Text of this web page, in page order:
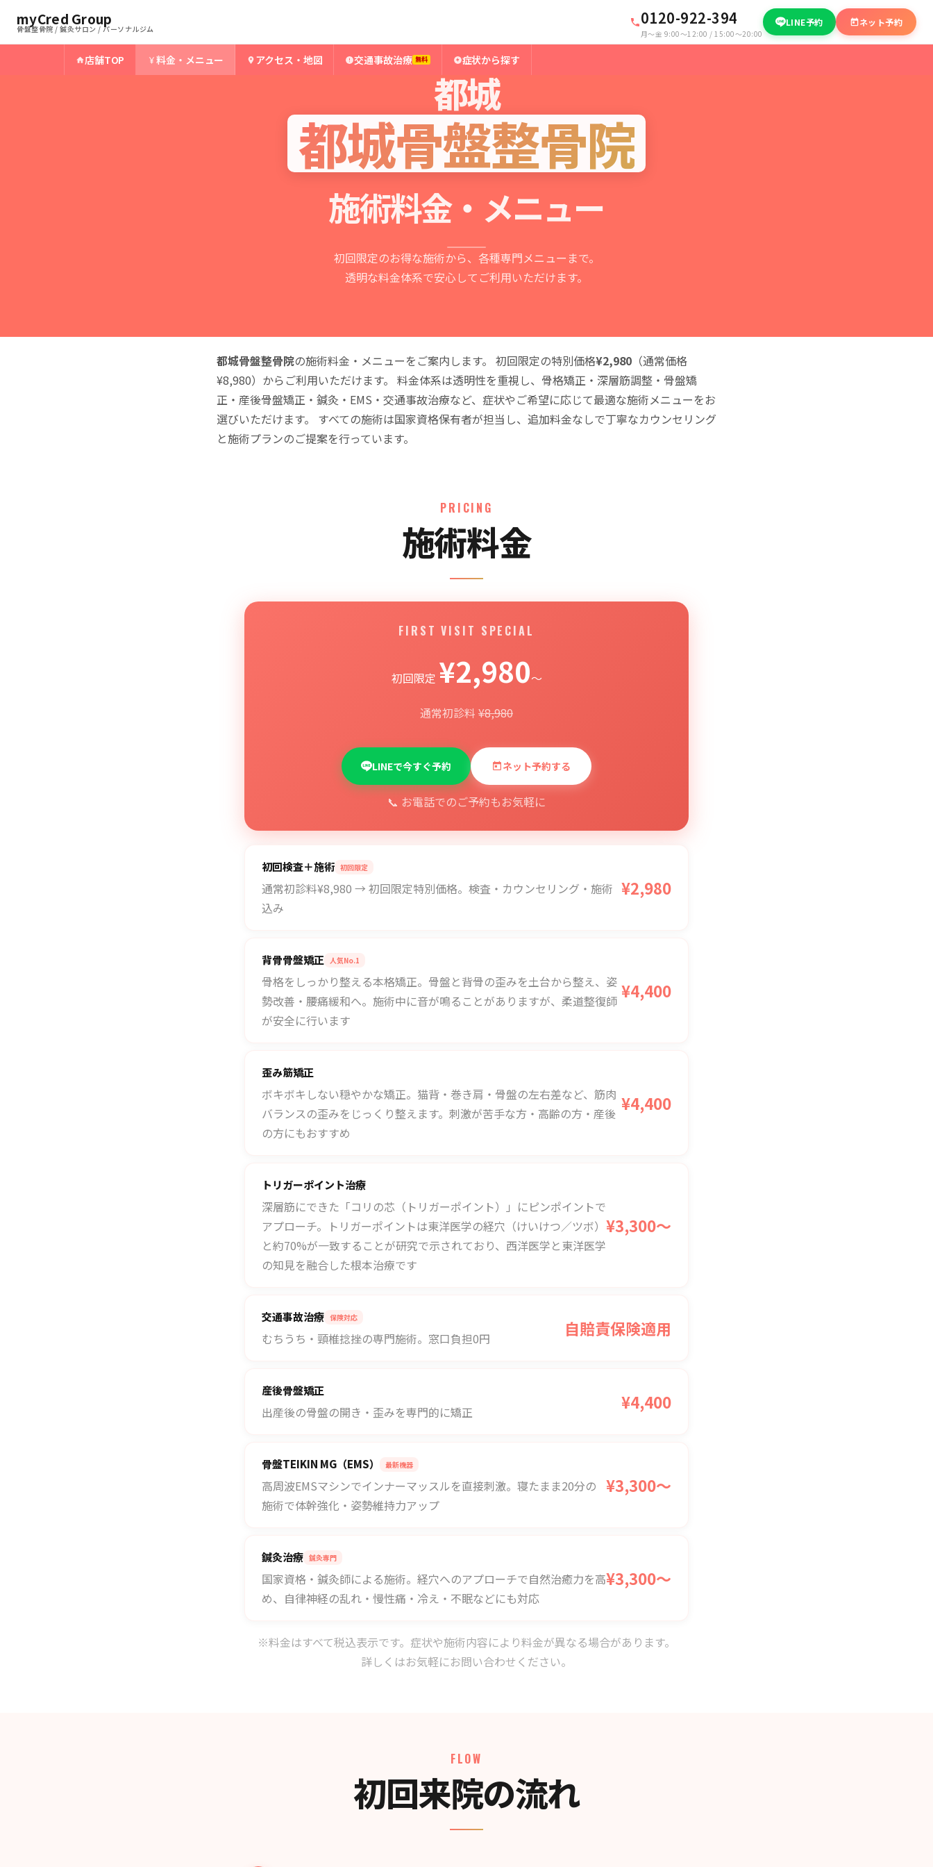
myCred Group
骨盤整骨院 / 鍼灸サロン / パーソナルジム
0120-922-394
月〜金 9:00〜12:00 / 15:00〜20:00
LINE予約 ネット予約
店舗TOP 料金・メニュー アクセス・地図 交通事故治療 無料 症状から探す
PRICING & MENU
都城
都城骨盤整骨院
施術料金・メニュー
初回限定のお得な施術から、各種専門メニューまで。
透明な料金体系で安心してご利用いただけます。
都城骨盤整骨院の施術料金・メニューをご案内します。 初回限定の特別価格¥2,980 （通常価格
¥8,980）からご利用いただけます。 料金体系は透明性を重視し、骨格矯正・深層筋調整・骨盤矯
正・産後骨盤矯正・鍼灸・EMS・交通事故治療など、症状やご希望に応じて最適な施術メニューをお
選びいただけます。 すべての施術は国家資格保有者が担当し、追加料金なしで丁寧なカウンセリング
と施術プランのご提案を行っています。
PRICING
施術料金
FIRST VISIT SPECIAL
初回限定 ¥2,980〜
通常初診料 ¥8,980
LINEで今すぐ予約 ネット予約する
📞 お電話でのご予約もお気軽に
初回検査＋施術 初回限定
通常初診料¥8,980 → 初回限定特別価格。検査・カウンセリング・施術
込み
¥2,980
背骨骨盤矯正 人気No.1
骨格をしっかり整える本格矯正。骨盤と背骨の歪みを土台から整え、姿
勢改善・腰痛緩和へ。施術中に音が鳴ることがありますが、柔道整復師
が安全に行います
¥4,400
歪み筋矯正
ボキボキしない穏やかな矯正。猫背・巻き肩・骨盤の左右差など、筋肉
バランスの歪みをじっくり整えます。刺激が苦手な方・高齢の方・産後
の方にもおすすめ
¥4,400
トリガーポイント治療
深層筋にできた「コリの芯（トリガーポイント）」にピンポイントで
アプローチ。トリガーポイントは東洋医学の経穴（けいけつ／ツボ）
と約70%が一致することが研究で示されており、西洋医学と東洋医学
の知見を融合した根本治療です
¥3,300〜
交通事故治療 保険対応
むちうち・頸椎捻挫の専門施術。窓口負担0円 自賠責保険適用
産後骨盤矯正
出産後の骨盤の開き・歪みを専門的に矯正 ¥4,400
骨盤TEIKIN MG（EMS） 最新機器
高周波EMSマシンでインナーマッスルを直接刺激。寝たまま20分の
施術で体幹強化・姿勢維持力アップ
¥3,300〜
鍼灸治療 鍼灸専門
国家資格・鍼灸師による施術。経穴へのアプローチで自然治癒力を高
め、自律神経の乱れ・慢性痛・冷え・不眠などにも対応
¥3,300〜
※料金はすべて税込表示です。症状や施術内容により料金が異なる場合があります。
詳しくはお気軽にお問い合わせください。
FLOW
初回来院の流れ